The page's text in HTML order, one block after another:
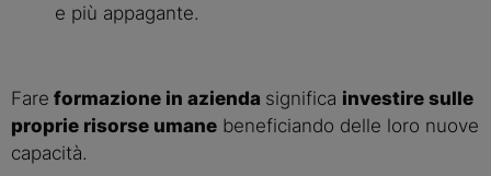
e più appagante.
Fare formazione in azienda significa investire sulle
proprie risorse umane beneficiando delle loro nuove
capacità.